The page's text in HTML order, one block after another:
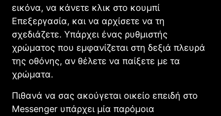
εικόνα, να κάνετε κλικ στο κουμπί
Επεξεργασία, και να αρχίσετε να τη
σχεδιάζετε. Υπάρχει ένας ρυθμιστής
χρώματος που εμφανίζεται στη δεξιά πλευρά
της οθόνης, αν θέλετε να παίξετε με τα
χρώματα.
Πιθανά να σας ακούγεται οικείο επειδή στο
Messenger υπάρχει μία παρόμοια